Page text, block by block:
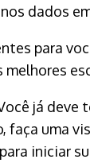
dados
para
melhores
já deve
faça uma
iniciar